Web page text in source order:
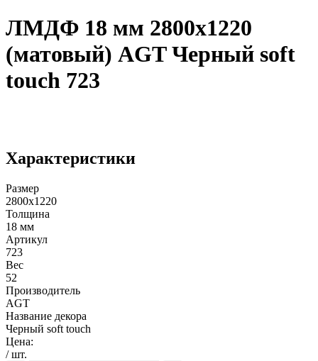
ЛМДФ 18 мм 2800х1220
(матовый) AGT Черный soft
touch 723
Характеристики
Размер
2800х1220
Толщина
18 мм
Артикул
723
Вес
52
Производитель
AGT
Название декора
Черный soft touch
Цена:
/ шт.